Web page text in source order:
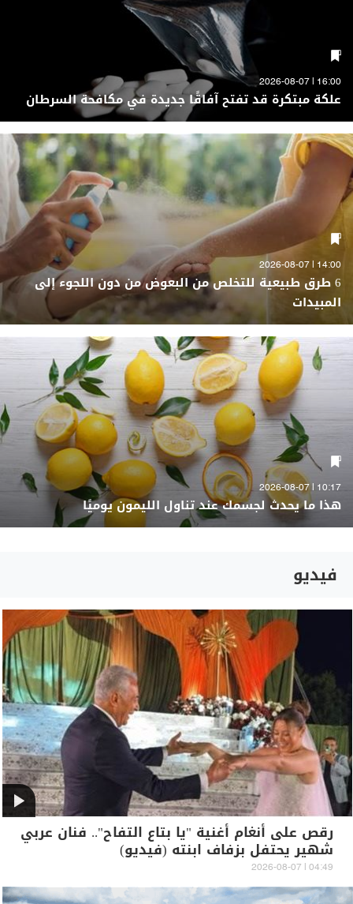
16:00 | 2026-08-07
علكة مبتكرة قد تفتح آفاقًا جديدة في مكافحة السرطان
14:00 | 2026-08-07
6 طرق طبيعية للتخلص من البعوض من دون اللجوء إلى
المبيدات
10:17 | 2026-08-07
هذا ما يحدث لجسمك عند تناول الليمون يوميًا
فيديو
رقص على أنغام أغنية "يا بتاع التفاح".. فنان عربي
شهير يحتفل بزفاف ابنته (فيديو)
04:49 | 2026-08-07